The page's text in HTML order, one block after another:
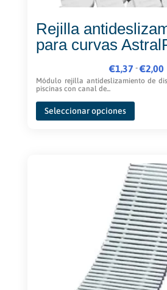
Rejilla
para curvas
€1,37 -€2,00
Rango
de
Módulo rejilla antideslizamiento de
piscinas con canal de...
Seleccionar opciones
Las
se
pueden
elegir
en
la
página
de